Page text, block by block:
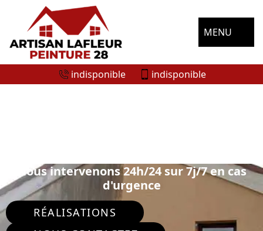
MENU
indisponible indisponible
Nous intervenons 24h/24 sur 7j/7 en cas
d'urgence
RÉALISATIONS